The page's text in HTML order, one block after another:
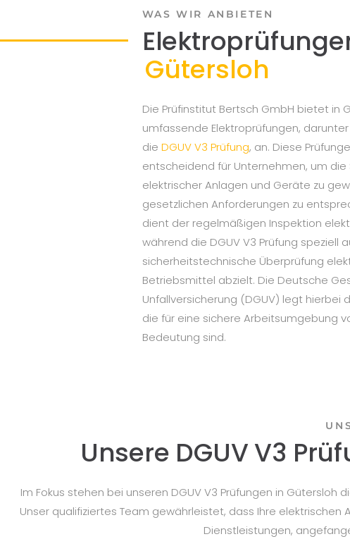
WAS WIR ANBIETEN
Gütersloh
Die Prüfinstitut Bertsch GmbH bietet in
umfassende Elektroprüfungen,
die DGUV V3 Prüfung, an. Diese
entscheidend für Unternehmen, um die
elektrischer Anlagen und Geräte zu
gesetzlichen Anforderungen zu
dient der regelmäßigen Inspektion
während die DGUV V3 Prüfung speziell
sicherheitstechnische Überprüfung
Betriebsmittel abzielt. Die Deutsche
Unfallversicherung (DGUV) legt hierbei
die für eine sichere Arbeitsumgebung
Bedeutung sind.
Unsere DGUV V3
Im Fokus stehen bei unseren DGUV V3 Prüfungen in
Unser qualifiziertes Team gewährleistet, dass Ihre
Dienstleistungen,